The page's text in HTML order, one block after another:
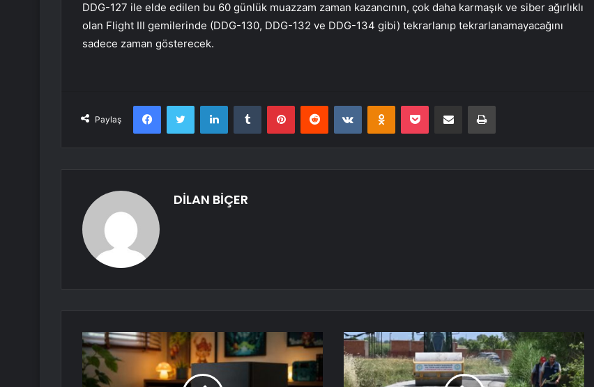
DDG-127 ile elde edilen bu 60 günlük muazzam zaman kazancının, çok daha karmaşık ve siber ağırlıklı
olan Flight III gemilerinde (DDG-130, DDG-132 ve DDG-134 gibi) tekrarlanıp tekrarlanamayacağını
sadece zaman gösterecek.
Paylaş
FacebookTwitter LinkedInTumblr PinterestReddit VKontakteOdnoklassniki
Pocket E-Posta ile paylaş Yazdır
DİLAN BİÇER